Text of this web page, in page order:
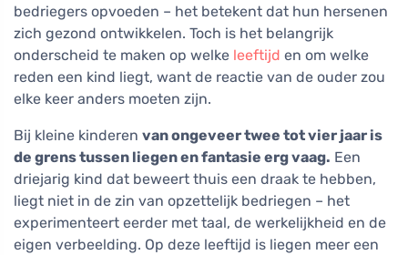
bedriegers opvoeden – het betekent dat hun hersenen
zich gezond ontwikkelen. Toch is het belangrijk
onderscheid te maken op welke leeftijd en om welke
reden een kind liegt, want de reactie van de ouder zou
elke keer anders moeten zijn.
Bij kleine kinderen van ongeveer twee tot vier jaar is
de grens tussen liegen en fantasie erg vaag. Een
driejarig kind dat beweert thuis een draak te hebben,
liegt niet in de zin van opzettelijk bedriegen – het
experimenteert eerder met taal, de werkelijkheid en de
eigen verbeelding. Op deze leeftijd is liegen meer een